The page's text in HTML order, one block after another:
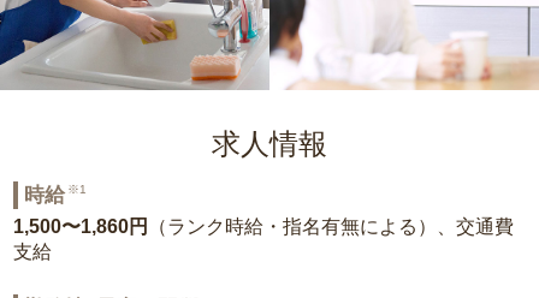
求人情報
時給 ※1
1,500〜1,860円
（ランク時給・指名有無による）、交通費
支給